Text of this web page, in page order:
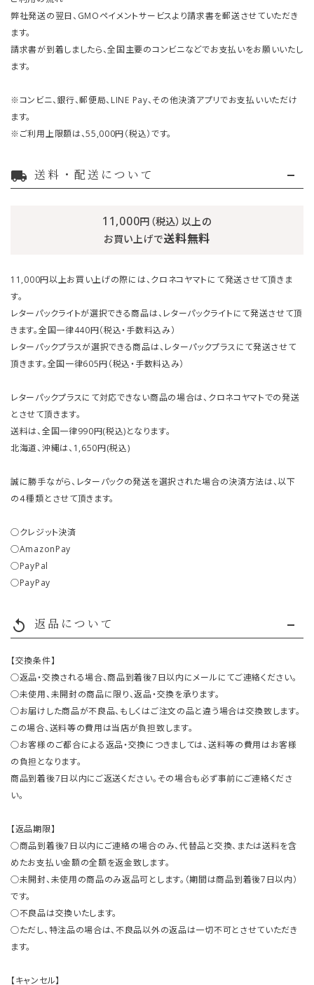
弊社発送の翌日、GMOペイメントサービスより請求書を郵送させていただき
ます。
請求書が到着しましたら、全国主要のコンビニなどでお支払いをお願いいたし
ます。
※コンビニ、銀行、郵便局、LINE Pay、その他決済アプリでお支払いいただけ
ます。
※ご利用上限額は、55,000円（税込）です。
local_shipping 送料・配送について
11,000円（税込）以上の
お買い上げで送料無料
11,000円以上お買い上げの際には、クロネコヤマトにて発送させて頂きま
す。
レターパックライトが選択できる商品は、レターパックライトにて発送させて頂
きます。全国一律440円（税込・手数料込み）
レターパックプラスが選択できる商品は、レターパックプラスにて発送させて
頂きます。全国一律605円（税込・手数料込み）
レターパックプラスにて対応できない商品の場合は、クロネコヤマトでの発送
とさせて頂きます。
送料は、全国一律990円(税込)となります。
北海道、沖縄は、1,650円(税込)
誠に勝手ながら、レターパックの発送を選択された場合の決済方法は、以下
の４種類とさせて頂きます。
○クレジット決済
○AmazonPay
○PayPal
○PayPay
replay 返品について
【交換条件】
○返品・交換される場合、商品到着後7日以内にメールにてご連絡ください。
○未使用、未開封の商品に限り、返品・交換を承ります。
○お届けした商品が不良品、もしくはご注文の品と違う場合は交換致します。
この場合、送料等の費用は当店が負担致します。
○お客様のご都合による返品・交換につきましては、送料等の費用はお客様
の負担となります。
商品到着後7日以内にご返送ください。その場合も必ず事前にご連絡くださ
い。
【返品期限】
○商品到着後7日以内にご連絡の場合のみ、代替品と交換、または送料を含
めたお支払い金額の全額を返金致します。
○未開封、未使用の商品のみ返品可とします。（期間は商品到着後7日以内）
です。
○不良品は交換いたします。
○ただし、特注品の場合は、不良品以外の返品は一切不可とさせていただき
ます。
【キャンセル】